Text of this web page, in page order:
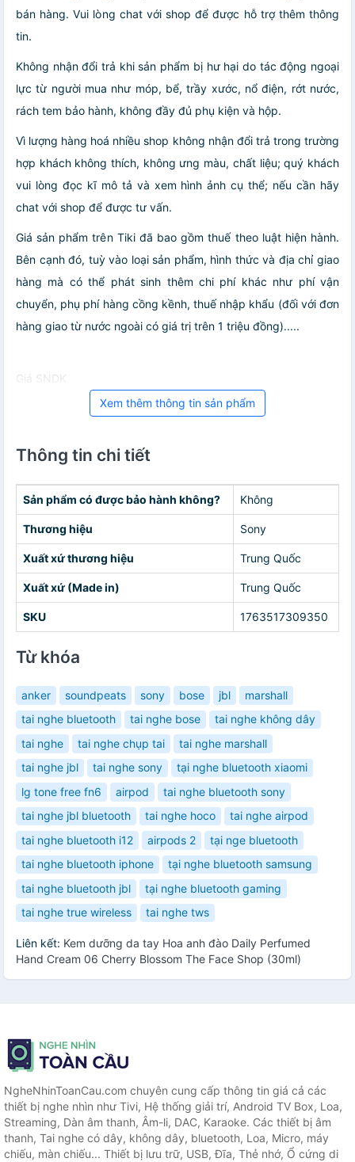
bán hàng. Vui lòng chat với shop để được hỗ trợ thêm thông
tin.
Không nhận đổi trả khi sản phẩm bị hư hại do tác động ngoại
lực từ người mua như móp, bể, trầy xước, nổ điện, rớt nước,
rách tem bảo hành, không đầy đủ phụ kiện và hộp.
Vì lượng hàng hoá nhiều shop không nhận đổi trả trong trường
hợp khách không thích, không ưng màu, chất liệu; quý khách
vui lòng đọc kĩ mô tả và xem hình ảnh cụ thể; nếu cần hãy
chat với shop để được tư vấn.
Giá sản phẩm trên Tiki đã bao gồm thuế theo luật hiện hành.
Bên cạnh đó, tuỳ vào loại sản phẩm, hình thức và địa chỉ giao
hàng mà có thể phát sinh thêm chi phí khác như phí vận
chuyển, phụ phí hàng cồng kềnh, thuế nhập khẩu (đối với đơn
hàng giao từ nước ngoài có giá trị trên 1 triệu đồng).....
Giá SNDK
Xem thêm thông tin sản phẩm
Thông tin chi tiết
Sản phẩm có được bảo hành không? Không
Thương hiệu Sony
Xuất xứ thương hiệu Trung Quốc
Xuất xứ (Made in) Trung Quốc
SKU 1763517309350
Từ khóa
anker soundpeats sony bose jbl
marshall
tai nghe bluetooth
tai nghe bose
tai nghe không dây
tai nghe
tai nghe chụp tai
tai nghe marshall
tai nghe jbl
tai nghe sony
tại nghe bluetooth xiaomi
lg tone free fn6
airpod
tai nghe bluetooth sony
tai nghe jbl bluetooth
tai nghe hoco
tai nghe airpod
tai nghe bluetooth i12
airpods 2
tại nge bluetooth
tai nghe bluetooth iphone
tại nghe bluetooth samsung
tai nghe bluetooth jbl
tại nghe bluetooth gaming
tai nghe true wireless
tai nghe tws
Liên kết: Kem dưỡng da tay Hoa anh đào Daily Perfumed
Hand Cream 06 Cherry Blossom The Face Shop (30ml)
NgheNhinToanCau.com chuyên cung cấp thông tin giá cả các
thiết bị nghe nhìn như Tivi, Hệ thống giải trí, Android TV Box, Loa,
Streaming, Dàn âm thanh, Âm-li, DAC, Karaoke. Các thiết bị âm
thanh, Tai nghe có dây, không dây, bluetooth, Loa, Micro, máy
chiếu, màn chiếu... Thiết bị lưu trữ, USB, Đĩa, Thẻ nhớ, Ổ cứng di